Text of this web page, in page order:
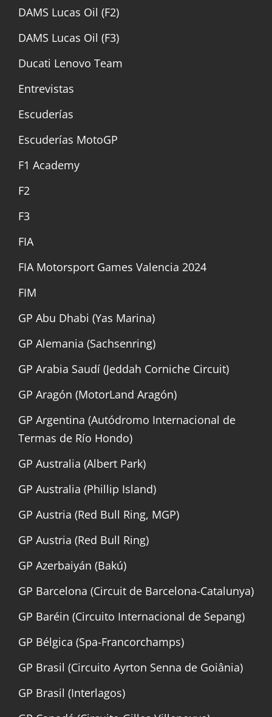
DAMS Lucas Oil (F2)
DAMS Lucas Oil (F3)
Ducati Lenovo Team
Entrevistas
Escuderías
Escuderías MotoGP
F1 Academy
F2
F3
FIA
FIA Motorsport Games Valencia 2024
FIM
GP Abu Dhabi (Yas Marina)
GP Alemania (Sachsenring)
GP Arabia Saudí (Jeddah Corniche Circuit)
GP Aragón (MotorLand Aragón)
GP Argentina (Autódromo Internacional de
Termas de Río Hondo)
GP Australia (Albert Park)
GP Australia (Phillip Island)
GP Austria (Red Bull Ring, MGP)
GP Austria (Red Bull Ring)
GP Azerbaiyán (Bakú)
GP Barcelona (Circuit de Barcelona-Catalunya)
GP Baréin (Circuito Internacional de Sepang)
GP Bélgica (Spa-Francorchamps)
GP Brasil (Circuito Ayrton Senna de Goiânia)
GP Brasil (Interlagos)